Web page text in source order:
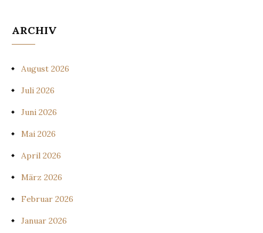
ARCHIV
August 2026
Juli 2026
Juni 2026
Mai 2026
April 2026
März 2026
Februar 2026
Januar 2026